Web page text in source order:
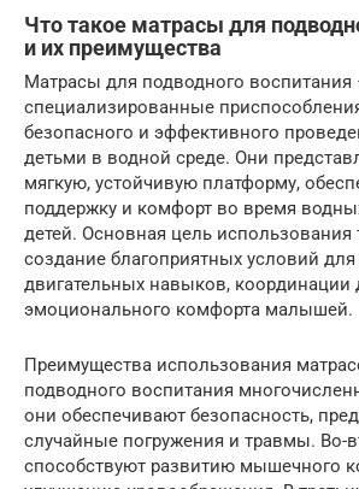
Что такое матрасы для
и их преимущества
Матрасы для подводного воспитания
специализированные
безопасного и эффективного
детьми в водной среде. Они
мягкую, устойчивую платформу,
поддержку и комфорт во время
детей. Основная цель использования
создание благоприятных условий для
двигательных навыков,
эмоционального комфорта малышей.
Преимущества использования
подводного воспитания
они обеспечивают безопасность,
случайные погружения и травмы. Во-
способствуют развитию мышечного